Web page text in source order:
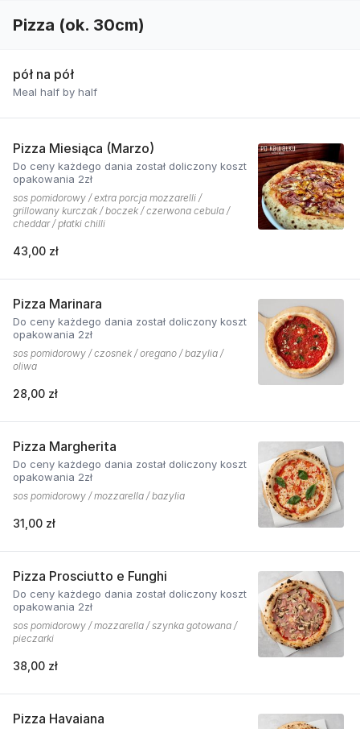
Pizza (ok. 30cm)
pół na pół
Meal half by half
Pizza Miesiąca (Marzo)
Do ceny każdego dania został doliczony koszt
opakowania 2zł
sos pomidorowy / extra porcja mozzarelli /
grillowany kurczak / boczek / czerwona cebula /
cheddar / płatki chilli
43,00 zł
Pizza Marinara
Do ceny każdego dania został doliczony koszt
opakowania 2zł
sos pomidorowy / czosnek / oregano / bazylia /
oliwa
28,00 zł
Pizza Margherita
Do ceny każdego dania został doliczony koszt
opakowania 2zł
sos pomidorowy / mozzarella / bazylia
31,00 zł
Pizza Prosciutto e Funghi
Do ceny każdego dania został doliczony koszt
opakowania 2zł
sos pomidorowy / mozzarella / szynka gotowana /
pieczarki
38,00 zł
Pizza Havaiana